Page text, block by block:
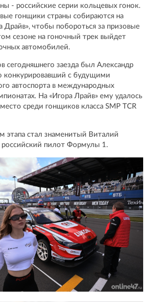
- российские серии кольцевых гонок.
гонщики страны собираются на
Драйв», чтобы побороться за призовые
сезоне на гоночный трек выйдет
автомобилей.
сегодняшнего заезда был Александр
конкурировавший с будущими
автоспорта в международных
На «Игора Лрайв» ему удалось
среди гонщиков класса SMP TCR
этапа стал знаменитый Виталий
российский пилот Формулы 1.